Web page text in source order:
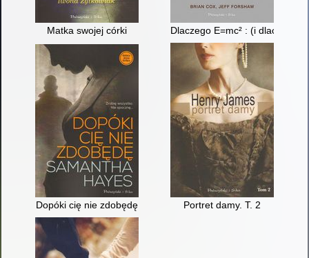
Matka swojej córki Dlaczego E=mc² : (i dlaczego
Dopóki cię nie zdobędę Portret damy. T. 2